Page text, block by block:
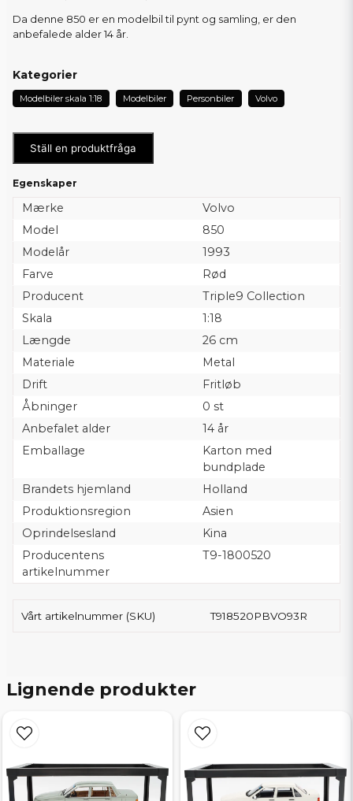
Da denne 850 er en modelbil til pynt og samling, er den
anbefalede alder 14 år.
Kategorier
Modelbiler skala 1:18 Modelbiler Personbiler Volvo
Ställ en produktfråga
Egenskaper
Mærke
Volvo
Model
850
Modelår
1993
Farve
Rød
Producent
Triple9 Collection
Skala
1:18
Længde
26 cm
Materiale
Metal
Drift
Fritløb
Åbninger
0 st
Anbefalet alder
14 år
Emballage
Karton med
bundplade
Brandets hjemland
Holland
Produktionsregion
Asien
Oprindelsesland
Kina
Producentens
artikelnummer
T9-1800520
Vårt artikelnummer (SKU) T918520PBVO93R
Lignende produkter